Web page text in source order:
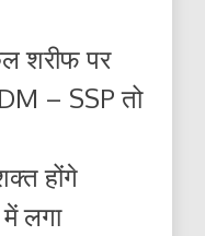
शरीफ पर
– SSP तो
होंगे
लगा